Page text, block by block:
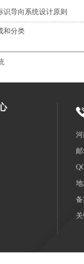
识导向系统设计原则
和分类
备